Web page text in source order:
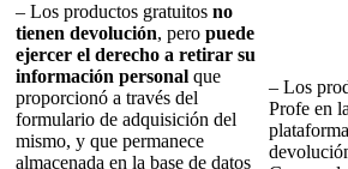
– Los productos gratuitos no
tienen devolución, pero puede
ejercer el derecho a retirar su
información personal que
proporcionó a través del
formulario de adquisición del
mismo, y que permanece
almacenada en la base de datos
– Los
Profe en